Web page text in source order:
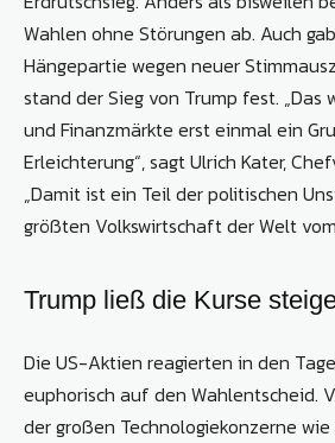
Wahlen ohne Störungen ab. Auch
Hängepartie wegen neuer
stand der Sieg von Trump fest.
und Finanzmärkte erst einmal ein
Erleichterung“, sagt Ulrich Kater,
„Damit ist ein Teil der politischen
größten Volkswirtschaft der Welt
Trump ließ die Kurse
Die US-Aktien reagierten in den
euphorisch auf den Wahlentscheid.
der großen Technologiekonzerne